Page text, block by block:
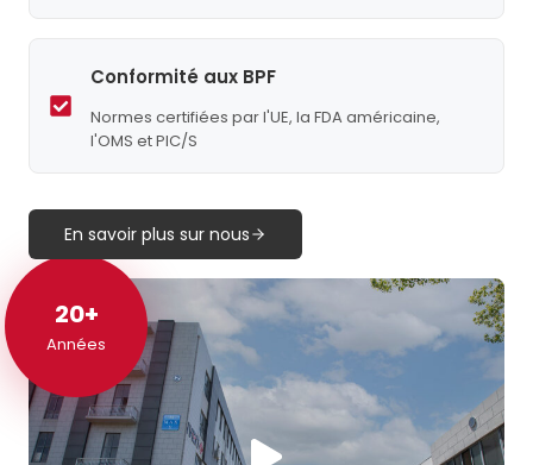
20+
20+
Années
Conformité aux BPF
Normes certifiées par l'UE, la FDA américaine,
l'OMS et PIC/S
En savoir plus sur nous